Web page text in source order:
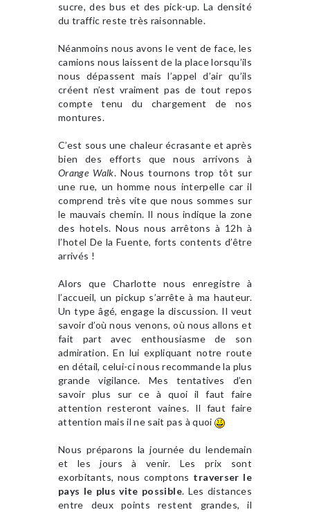
sucre, des bus et des pick-up. La densité
du traffic reste très raisonnable.
Néanmoins nous avons le vent de face, les
camions nous laissent de la place lorsqu’ils
nous dépassent mais l’appel d’air qu’ils
créent n’est vraiment pas de tout repos
compte tenu du chargement de nos
montures.
C’est sous une chaleur écrasante et après
bien des efforts que nous arrivons à
Orange Walk. Nous tournons trop tôt sur
une rue, un homme nous interpelle car il
comprend très vite que nous sommes sur
le mauvais chemin. Il nous indique la zone
des hotels. Nous nous arrêtons à 12h à
l’hotel De la Fuente, forts contents d’être
arrivés !
Alors que Charlotte nous enregistre à
l’accueil, un pickup s’arrête à ma hauteur.
Un type âgé, engage la discussion. Il veut
savoir d’où nous venons, où nous allons et
fait part avec enthousiasme de son
admiration. En lui expliquant notre route
en détail, celui-ci nous recommande la plus
grande vigilance. Mes tentatives d’en
savoir plus sur ce à quoi il faut faire
attention resteront vaines. Il faut faire
attention mais il ne sait pas à quoi
Nous préparons la journée du lendemain
et les jours à venir. Les prix sont
exorbitants, nous comptons traverser le
pays le plus vite possible. Les distances
entre deux points restent grandes, il